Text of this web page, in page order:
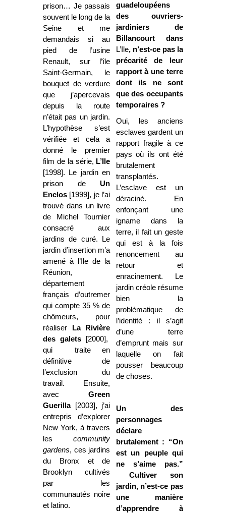
prison… Je passais
souvent le long de la
Seine et me
demandais si au
pied de l’usine
Renault, sur l’île
Saint-Germain, le
bouquet de verdure
que j’apercevais
depuis la route
n’était pas un jardin.
L’hypothèse s’est
vérifiée et cela a
donné le premier
film de la série, L’Ile
[1998]. Le jardin en
prison deUn
Enclos [1999], je l’ai
trouvé dans un livre
de Michel Tournier
consacré aux
jardins de curé. Le
jardin d’insertion m’a
amené à l’Ile de la
Réunion,
département
français d’outremer
qui compte 35 % de
chômeurs, pour
réaliser
La Rivière
des galets[2000],
qui traite en
définitive de
l’exclusion du
travail. Ensuite,
avecGreen
Guerilla[2003], j’ai
entrepris d’explorer
New York, à travers
lescommunity
gardens, ces jardins
du Bronx et de
Brooklyn cultivés
par les
communautés noire
et latino.
guadeloupéens
des ouvriers-
jardiniers de
Billancourt dans
L’Ile, n’est-ce pas la
précarité de leur
rapport à une terre
dont ils ne sont
que des occupants
temporaires ?
Oui, les anciens
esclaves gardent un
rapport fragile à ce
pays où ils ont été
brutalement
transplantés.
L’esclave est un
déraciné. En
enfonçant une
igname dans la
terre, il fait un geste
qui est à la fois
renoncement au
retour et
enracinement. Le
jardin créole résume
bien la
problématique de
l’identité : il s’agit
d’une terre
d’emprunt mais sur
laquelle on fait
pousser beaucoup
de choses.
Un des
personnages
déclare
brutalement : “On
est un peuple qui
ne s’aime pas.”
Cultiver son
jardin, n’est-ce pas
une manière
d’apprendre à